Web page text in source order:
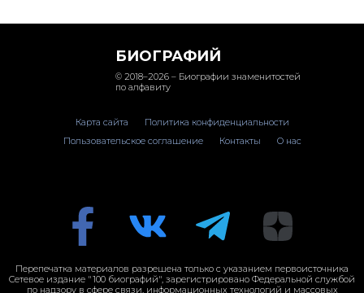
БИОГРАФИЙ
© 2018–2026 – Биографии знаменитостей
по алфавиту
Карта сайта
Политика конфиденциальности
Пользовательское соглашение
Контакты О нас
Перепечатка материалов разрешена только с указанием первоисточника
Сетевое издание "100 биографий", зарегистрировано Федеральной службой
по надзору в сфере связи, информационных технологий и массовых